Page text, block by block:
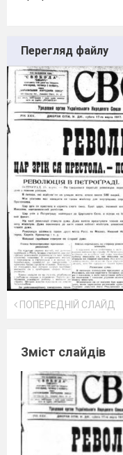
Перегляд файлу
ПОПЕРЕДНІЙ СЛАЙД
Зміст слайдів